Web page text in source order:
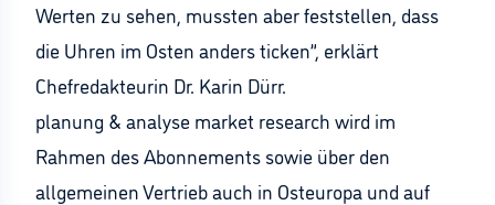
Werten zu sehen, mussten aber feststellen, dass
die Uhren im Osten anders ticken”, erklärt
Chefredakteurin Dr. Karin Dürr.
planung & analyse market research wird im
Rahmen des Abonnements sowie über den
allgemeinen Vertrieb auch in Osteuropa und auf